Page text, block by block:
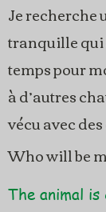
Je recherche
tranquille qui
temps pour
à d’autres
vécu avec
Who will be
The animal